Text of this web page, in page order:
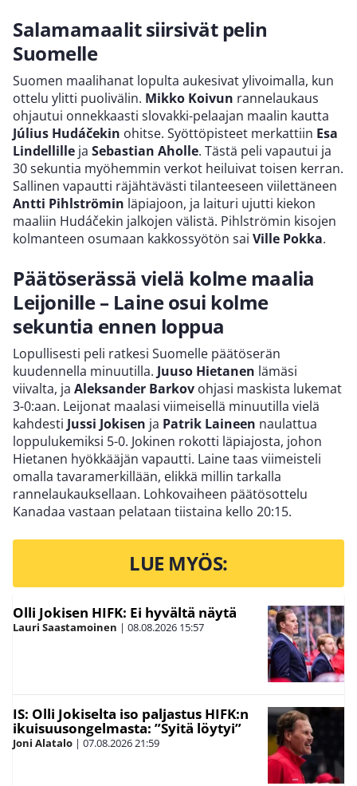
Salamamaalit siirsivät pelin
Suomelle
Suomen maalihanat lopulta aukesivat ylivoimalla, kun
ottelu ylitti puolivälin. Mikko Koivun rannelaukaus
ohjautui onnekkaasti slovakki-pelaajan maalin kautta
Július Hudáčekin ohitse. Syöttöpisteet merkattiin Esa
Lindellille ja Sebastian Aholle. Tästä peli vapautui ja
30 sekuntia myöhemmin verkot heiluivat toisen kerran.
Sallinen vapautti räjähtävästi tilanteeseen viilettäneen
Antti Pihlströmin läpiajoon, ja laituri ujutti kiekon
maaliin Hudáčekin jalkojen välistä. Pihlströmin kisojen
kolmanteen osumaan kakkossyötön sai Ville Pokka.
Päätöserässä vielä kolme maalia
Leijonille – Laine osui kolme
sekuntia ennen loppua
Lopullisesti peli ratkesi Suomelle päätöserän
kuudennella minuutilla. Juuso Hietanen lämäsi
viivalta, ja Aleksander Barkov ohjasi maskista lukemat
3-0:aan. Leijonat maalasi viimeisellä minuutilla vielä
kahdesti Jussi Jokisen ja Patrik Laineen naulattua
loppulukemiksi 5-0. Jokinen rokotti läpiajosta, johon
Hietanen hyökkääjän vapautti. Laine taas viimeisteli
omalla tavaramerkillään, elikkä millin tarkalla
rannelaukauksellaan. Lohkovaiheen päätösottelu
Kanadaa vastaan pelataan tiistaina kello 20:15.
LUE MYÖS:
Olli Jokisen HIFK: Ei hyvältä näytä
Lauri Saastamoinen | 08.08.2026 15:57
IS: Olli Jokiselta iso paljastus HIFK:n
ikuisuusongelmasta: ”Syitä löytyi”
Joni Alatalo | 07.08.202621:59